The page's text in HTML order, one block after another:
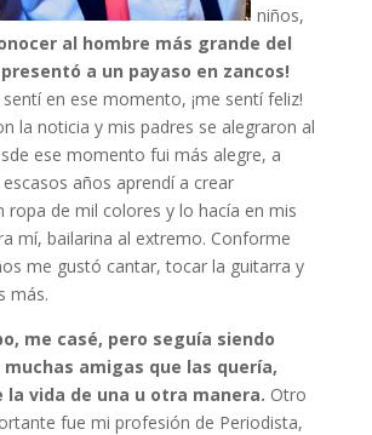
niños,
al hombre más grande del
a un payaso en zancos!
en ese momento, ¡me sentí feliz!
la noticia y mis padres se alegraron al
ese momento fui más alegre, a
años aprendí a crear
ropa de mil colores y lo hacía en mis
mí, bailarina al extremo. Conforme
me gustó cantar, tocar la guitarra y
más.
me casé, pero seguía siendo
amigas que las quería,
vida de una u otra manera. Otro
fue mi profesión de Periodista,